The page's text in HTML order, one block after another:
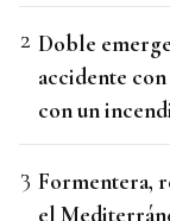
Doble
accidente
con un
Formentera,
el